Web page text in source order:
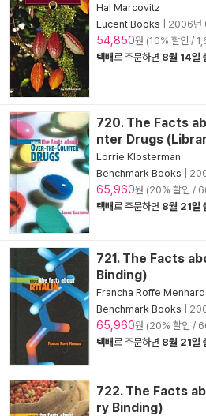
Hal Marcovitz
Lucent Books
2006년
54,850원 (10% 할인 /
택배로 주문하면 8월 14일
720. The Facts
nter Drugs
Lorrie Klosterman
Benchmark Books
65,960원 (20% 할인 /
택배로 주문하면 8월 21일
721. The Facts
Binding)
Francha Roffe Menhard
Benchmark Books
65,960원 (20% 할인 /
택배로 주문하면 8월 21일
722. The Facts
ry Binding)